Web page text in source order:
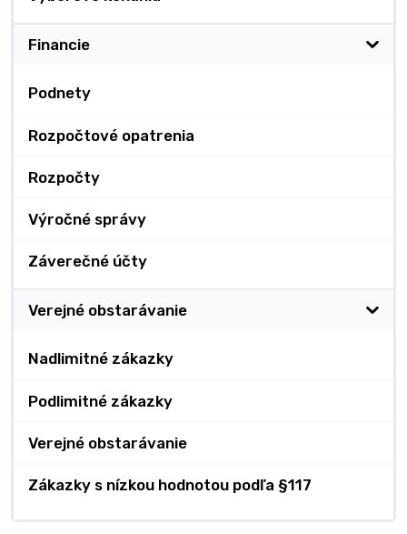
Financie
Podnety
Rozpočtové opatrenia
Rozpočty
Výročné správy
Záverečné účty
Verejné obstarávanie
Nadlimitné zákazky
Podlimitné zákazky
Verejné obstarávanie
Zákazky s nízkou hodnotou podľa §117